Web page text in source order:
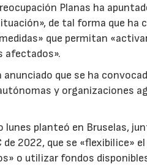
Planas ha
de tal forma que ha
que permitan
afectados».
que se ha
y organizaciones
lunes planteó en Bruselas,
de 2022, que se «flexibilice»
o utilizar fondos